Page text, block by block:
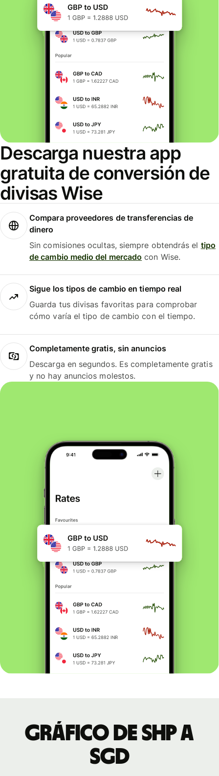
Descarga nuestra app
gratuita de conversión de
divisas Wise
Compara proveedores de transferencias de
dinero
Sin comisiones ocultas, siempre obtendrás el tipo
de cambio medio del mercado con Wise.
Sigue los tipos de cambio en tiempo real
Guarda tus divisas favoritas para comprobar
cómo varía el tipo de cambio con el tiempo.
Completamente gratis, sin anuncios
Descarga en segundos. Es completamente gratis
y no hay anuncios molestos.
Gráfico de SHP a
SGD